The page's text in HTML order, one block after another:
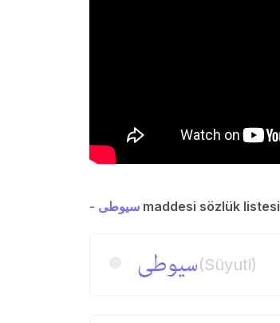
- سیوطی maddesi sözlük listesi
سیوطی(Süyuti)